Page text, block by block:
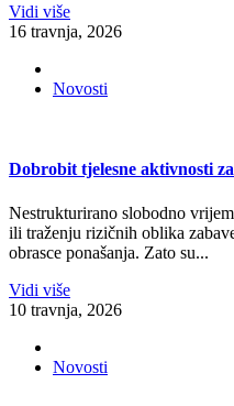
Vidi više
16 travnja, 2026
Novosti
Dobrobit tjelesne aktivnosti
Nestrukturirano slobodno
ili traženju rizičnih oblika
obrasce ponašanja. Zato su...
Vidi više
10 travnja, 2026
Novosti